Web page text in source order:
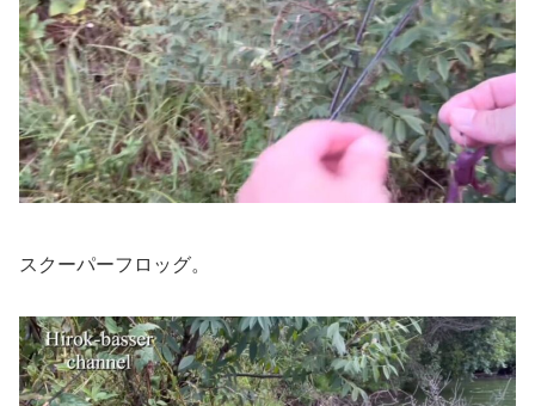
スクーパーフロッグ。